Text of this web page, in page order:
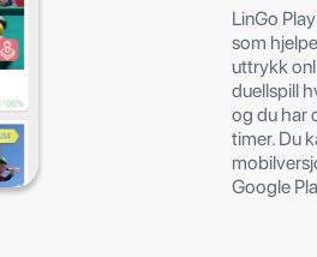
LinGo
som
uttrykk
duellspill
og du har
timer. Du
Google